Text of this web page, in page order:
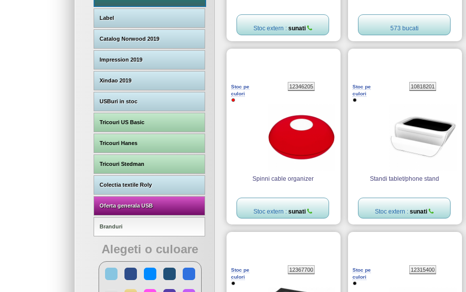
Label
Catalog Norwood 2019
Impression 2019
Xindao 2019
USBuri in stoc
Tricouri US Basic
Tricouri Hanes
Tricouri Stedman
Colectia textile Roly
Oferta generala USB
Branduri
Alegeti o culoare
Stoc extern : sunati 573 bucati
Stoc pe
culori
12346205
Spinni cable organizer
Stoc extern : sunati
Stoc pe
culori
10818201
Standi tablet/phone stand
Stoc extern : sunati
Stoc pe
culori
12367700
Stoc pe
culori
12315400